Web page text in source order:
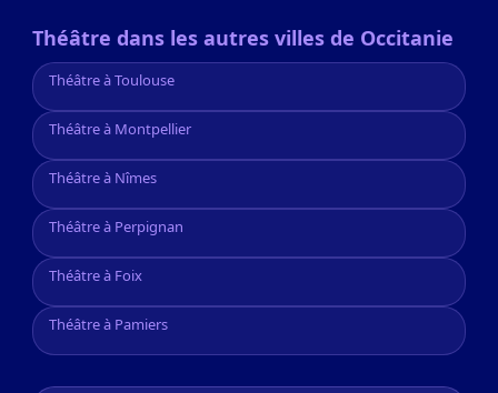
Théâtre dans les autres villes de Occitanie
Théâtre à Toulouse
Théâtre à Montpellier
Théâtre à Nîmes
Théâtre à Perpignan
Théâtre à Foix
Théâtre à Pamiers